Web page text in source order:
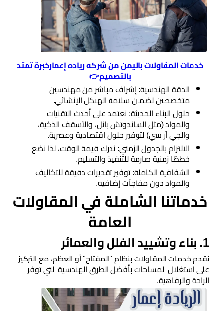
ديكورات
وخارجية
خدمات المقاولات باليمن من شركه رياده إعمارخبرة تمتد
بالتصميم👉
​الدقة الهندسية: إشراف مباشر من مهندسين
متخصصين لضمان سلامة الهيكل الإنشائي.
​حلول البناء الحديثة: نعتمد على أحدث التقنيات
والمواد (مثل الساندوتش بانل، والأسقف الذكية،
والجي آر سي) لتوفير حلول اقتصادية وعصرية.
​الالتزام بالجدول الزمني: ندرك قيمة الوقت، لذا نضع
خططًا زمنية صارمة للتنفيذ والتسليم.
​الشفافية الكاملة: توفير تقديرات دقيقة للتكاليف
والمواد دون مفاجآت إضافية.
​خدماتنا الشاملة في المقاولات
العامة
​1. بناء وتشييد الفلل والعمائر
​نقدم خدمات المقاولات بنظام "المفتاح" أو العظم، مع التركيز
على استغلال المساحات بأفضل الطرق الهندسية التي توفر
الراحة والرفاهية.